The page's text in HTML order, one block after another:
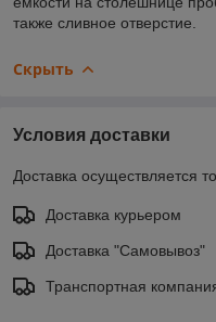
также сливное отверстие.
Скрыть
Условия доставки
Доставка осуществляется
Доставка курьером
Доставка "Самовывоз"
Транспортная